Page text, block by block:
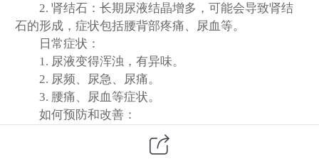
2. 肾结石：长期尿液结晶增多，可能会导致肾结
石的形成，症状包括腰背部疼痛、尿血等。
日常症状：
1. 尿液变得浑浊，有异味。
2. 尿频、尿急、尿痛。
3. 腰痛、尿血等症状。
如何预防和改善：
1. 增加水分摄入：多喝水是预防尿液结晶增多的
重要途径，保持尿液的稀释度有助于减少结晶生成。